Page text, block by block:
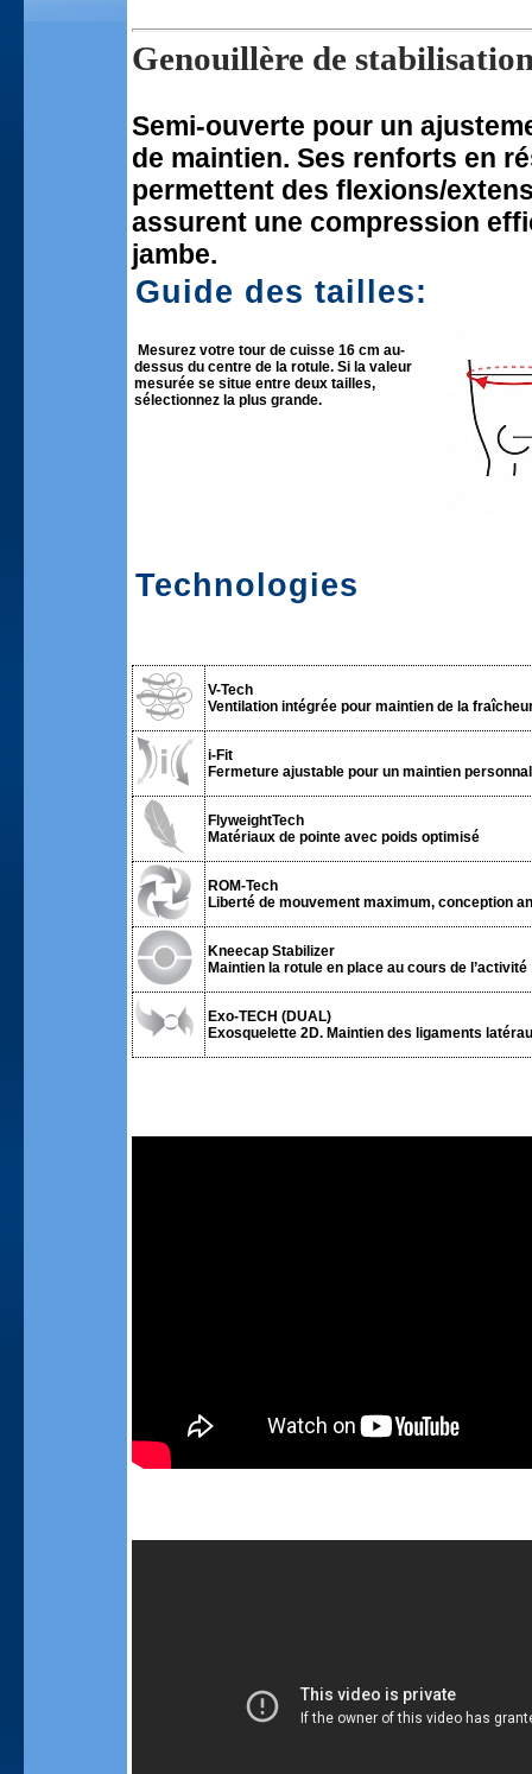
Genouillère de
Semi-ouverte pour un
de maintien. Ses renforts en
permettent des flexions/
assurent une compression
jambe.
Guide des tailles:
Mesurez votre tour de cuisse 16 cm au-
dessus du centre de la rotule. Si la valeur
mesurée se situe entre deux tailles,
sélectionnez la plus grande.
Technologies
V-Tech
Ventilation intégrée pour maintien de la
i-Fit
Fermeture ajustable pour un maintien
FlyweightTech
Matériaux de pointe avec poids optimisé
ROM-Tech
Liberté de mouvement maximum, conception
Kneecap Stabilizer
Maintien la rotule en place au cours de l’activité
Exo-TECH (DUAL)
Exosquelette 2D. Maintien des ligaments